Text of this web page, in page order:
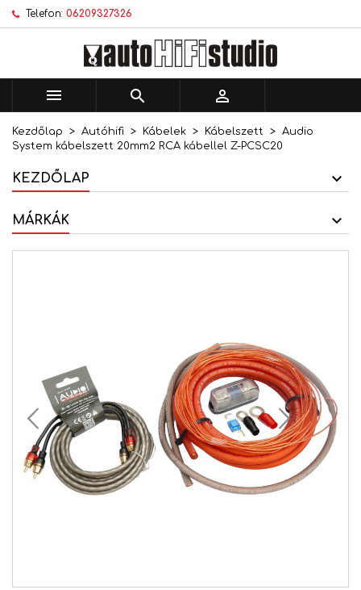
Telefon: 06209327326
  
Kezdőlap Autóhifi Kábelek Kábelszett
Audio
System kábelszett 20mm2 RCA kábellel Z-PCSC20
KEZDŐLAP
MÁRKÁK
Kívánságlistáim ×
Új lista létrehozása
Kívánságlista létrehozása ×
Kívánságlista neve
Bejelentkezés ×
történő mentéséhez.
Mégsem Bejelentkezés